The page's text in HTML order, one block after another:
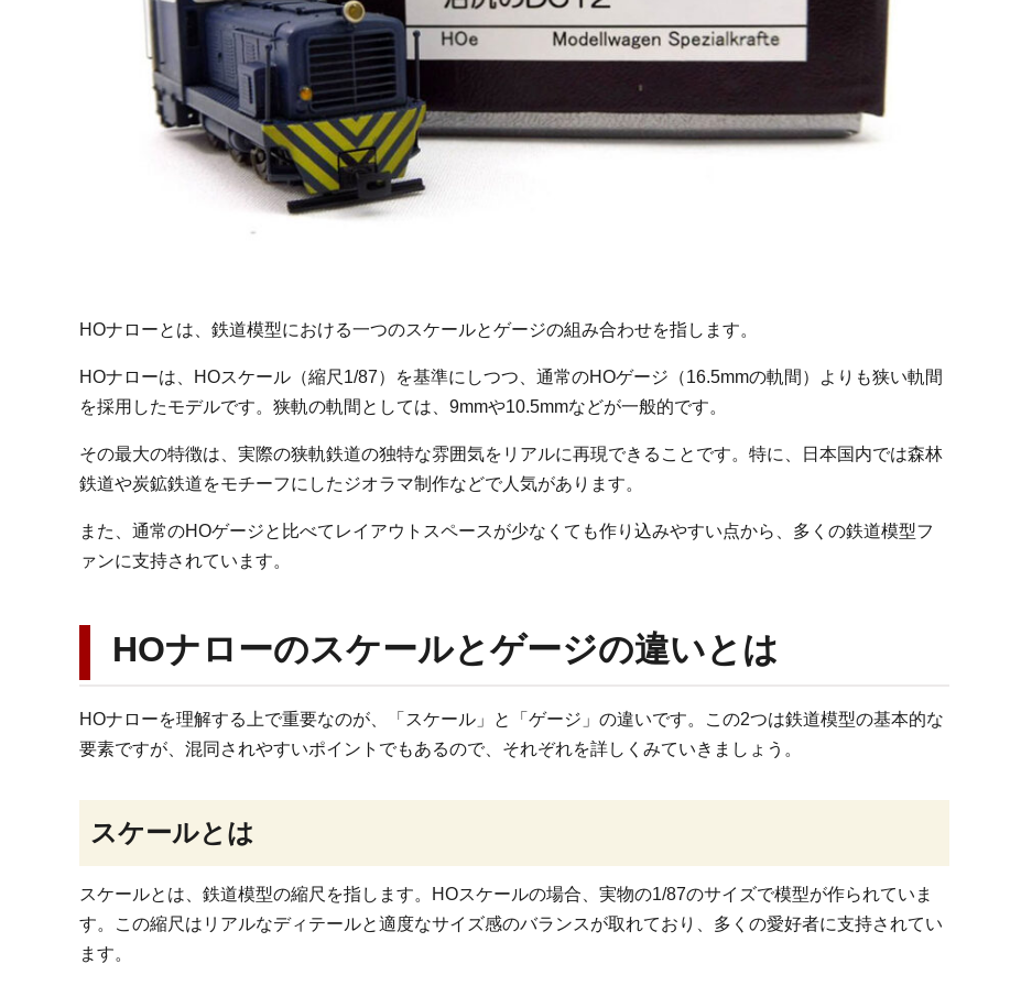
HOナローとは、鉄道模型における一つのスケールとゲージの組み合わせを指します。
HOナローは、HOスケール（縮尺1/87）を基準にしつつ、通常のHOゲージ（16.5mmの軌間）よりも狭い軌間
を採用したモデルです。狭軌の軌間としては、9mmや10.5mmなどが一般的です。
その最大の特徴は、実際の狭軌鉄道の独特な雰囲気をリアルに再現できることです。特に、日本国内では森林
鉄道や炭鉱鉄道をモチーフにしたジオラマ制作などで人気があります。
また、通常のHOゲージと比べてレイアウトスペースが少なくても作り込みやすい点から、多くの鉄道模型フ
ァンに支持されています。
HOナローのスケールとゲージの違いとは
HOナローを理解する上で重要なのが、「スケール」と「ゲージ」の違いです。この2つは鉄道模型の基本的な
要素ですが、混同されやすいポイントでもあるので、それぞれを詳しくみていきましょう。
スケールとは
スケールとは、鉄道模型の縮尺を指します。HOスケールの場合、実物の1/87のサイズで模型が作られていま
す。この縮尺はリアルなディテールと適度なサイズ感のバランスが取れており、多くの愛好者に支持されてい
ます。